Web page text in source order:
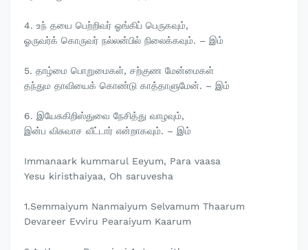
4. உந் தயை பெற்றிவர் ஓங்கிப் பெருகவும்,
ஓருவர்க் கொருவர் நல்லன்பில் நிலைக்கவும். – இம்
5. தாழ்மை பொறுமைகள், சற்குண மேன்மைகள்
தந்தும தாவியைக் கொண்டு காத்தாளுமேன். – இம்
6. இயேசுகிறிஸ்துவை நேசித்து வாழவும்,
இன்ப விசுவாச வீட்டார் என்றாகவும். – இம்
Immanaark kummarul Eeyum, Para vaasa
Yesu kiristhaiyaa, Oh saruvesha
1.Semmaiyum Nanmaiyum Selvamum Thaarum
Devareer Evviru Pearaiyum Kaarum